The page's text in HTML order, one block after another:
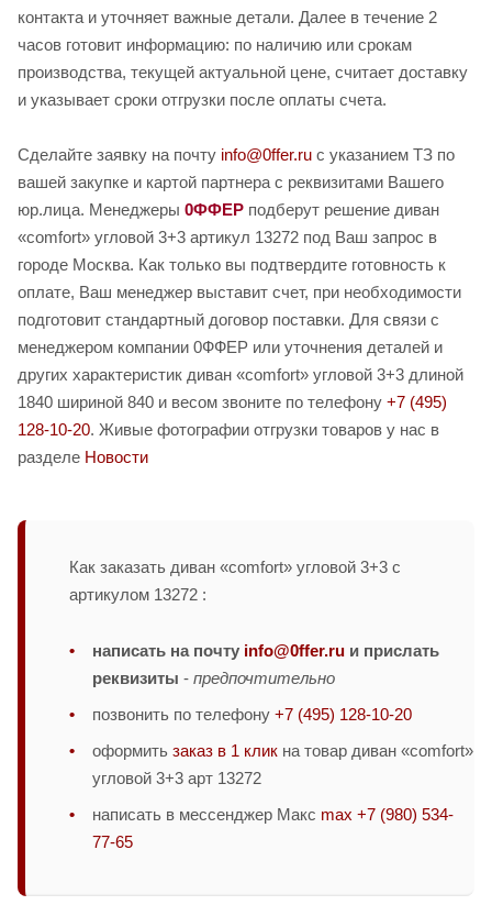
контакта и уточняет важные детали. Далее в течение 2
часов готовит информацию: по наличию или срокам
производства, текущей актуальной цене, считает доставку
и указывает сроки отгрузки после оплаты счета.
Сделайте заявку на почту info@0ffer.ru с указанием ТЗ по
вашей закупке и картой партнера с реквизитами Вашего
юр.лица. Менеджеры 0ФФЕР подберут решение диван
«comfort» угловой 3+3 артикул 13272 под Ваш запрос в
городе Москва. Как только вы подтвердите готовность к
оплате, Ваш менеджер выставит счет, при необходимости
подготовит стандартный договор поставки. Для связи с
менеджером компании 0ФФЕР или уточнения деталей и
других характеристик диван «comfort» угловой 3+3 длиной
1840 шириной 840 и весом звоните по телефону +7 (495)
128-10-20. Живые фотографии отгрузки товаров у нас в
разделе Новости
Как заказать диван «comfort» угловой 3+3 с
артикулом 13272 :
написать на почту info@0ffer.ru и прислать
реквизиты - предпочтительно
позвонить по телефону +7 (495) 128-10-20
оформить заказ в 1 клик на товар диван «comfort»
угловой 3+3 арт 13272
написать в мессенджер Макс max +7 (980) 534-
77-65